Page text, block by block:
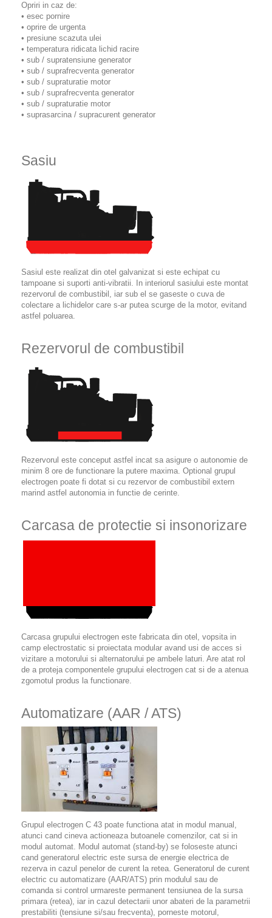
Opriri in caz de:
• esec pornire
• oprire de urgenta
• presiune scazuta ulei
• temperatura ridicata lichid racire
• sub / supratensiune generator
• sub / suprafrecventa generator
• sub / supraturatie motor
• sub / suprafrecventa generator
• sub / supraturatie motor
• suprasarcina / supracurent generator
Sasiu
Sasiul este realizat din otel galvanizat si este echipat cu
tampoane si suporti anti-vibratii. In interiorul sasiului este montat
rezervorul de combustibil, iar sub el se gaseste o cuva de
colectare a lichidelor care s-ar putea scurge de la motor, evitand
astfel poluarea.
Rezervorul de combustibil
Rezervorul este conceput astfel incat sa asigure o autonomie de
minim 8 ore de functionare la putere maxima. Optional grupul
electrogen poate fi dotat si cu rezervor de combustibil extern
marind astfel autonomia in functie de cerinte.
Carcasa de protectie si insonorizare
Carcasa grupului electrogen este fabricata din otel, vopsita in
camp electrostatic si proiectata modular avand usi de acces si
vizitare a motorului si alternatorului pe ambele laturi. Are atat rol
de a proteja componentele grupului electrogen cat si de a atenua
zgomotul produs la functionare.
Automatizare (AAR / ATS)
Grupul electrogen C 43 poate functiona atat in modul manual,
atunci cand cineva actioneaza butoanele comenzilor, cat si in
modul automat. Modul automat (stand-by) se foloseste atunci
cand generatorul electric este sursa de energie electrica de
rezerva in cazul penelor de curent la retea. Generatorul de curent
electric cu automatizare (AAR/ATS) prin modulul sau de
comanda si control urmareste permanent tensiunea de la sursa
primara (retea), iar in cazul detectarii unor abateri de la parametrii
prestabiliti (tensiune si/sau frecventa), porneste motorul,